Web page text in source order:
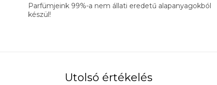
Parfümjeink 99%-a nem állati eredetű alapanyagokból
készül!
Utolsó értékelés